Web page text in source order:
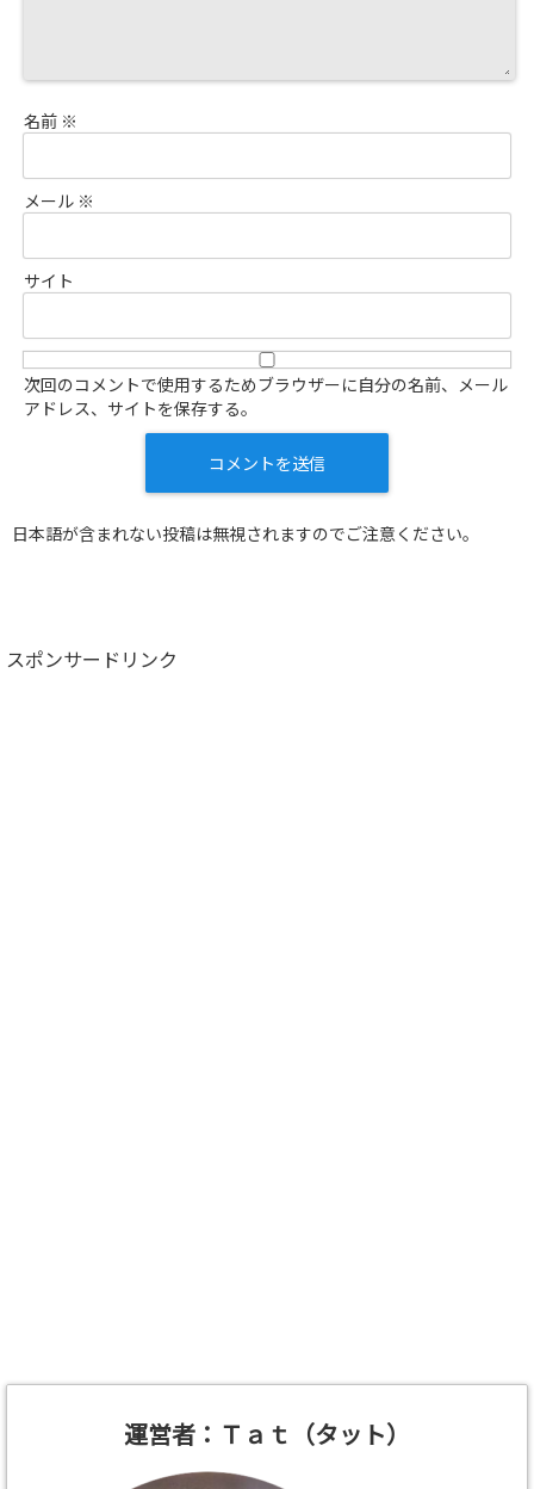
名前 ※
メール ※
サイト
次回のコメントで使用するためブラウザーに自分の名前、メール
アドレス、サイトを保存する。
日本語が含まれない投稿は無視されますのでご注意ください。
スポンサードリンク
運営者：Ｔａｔ（タット）